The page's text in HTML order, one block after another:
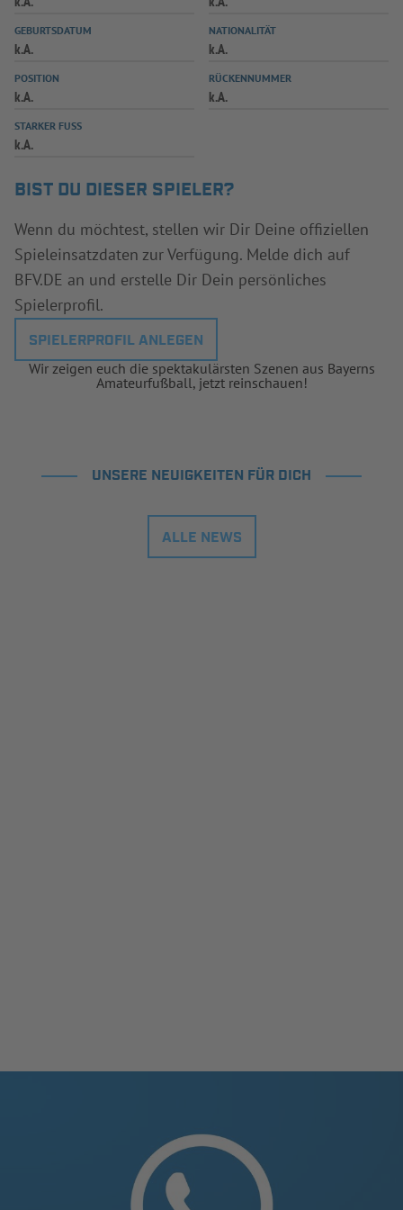
SPIELPLUS
GEBURTSDATUM
k.A.
NATIONALITÄT
k.A.
POSITION
k.A.
RÜCKENNUMMER
k.A.
STARKER FUSS
k.A.
BIST DU DIESER SPIELER?
Wenn du möchtest, stellen wir Dir Deine offiziellen
Spieleinsatzdaten zur Verfügung. Melde dich auf
BFV.DE an und erstelle Dir Dein persönliches
Spielerprofil.
SPIELERPROFIL ANLEGEN
Wir zeigen euch die spektakulärsten Szenen aus Bayerns
Amateurfußball, jetzt reinschauen!
UNSERE NEUIGKEITEN FÜR DICH
ALLE NEWS